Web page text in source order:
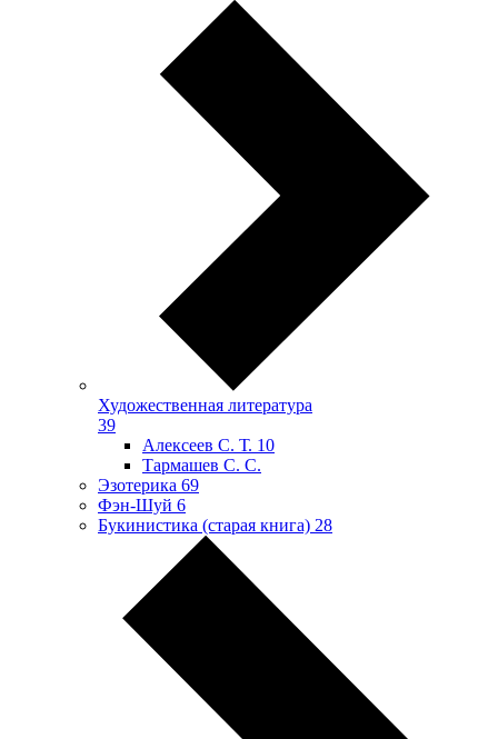
Художественная литература
39
Алексеев С. Т. 10
Тармашев С. С.
Эзотерика 69
Фэн-Шуй 6
Букинистика (старая книга) 28